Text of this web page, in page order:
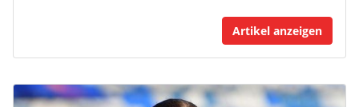
Artikel anzeigen